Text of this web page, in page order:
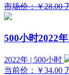
市场价：￥28.00
500小时2022
2022年 | 500小时
当前价：
￥34.00